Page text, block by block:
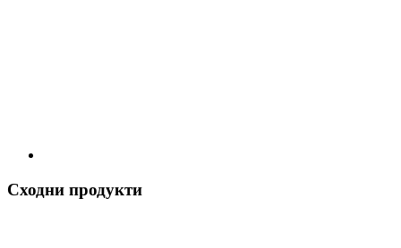
Сходни продукти